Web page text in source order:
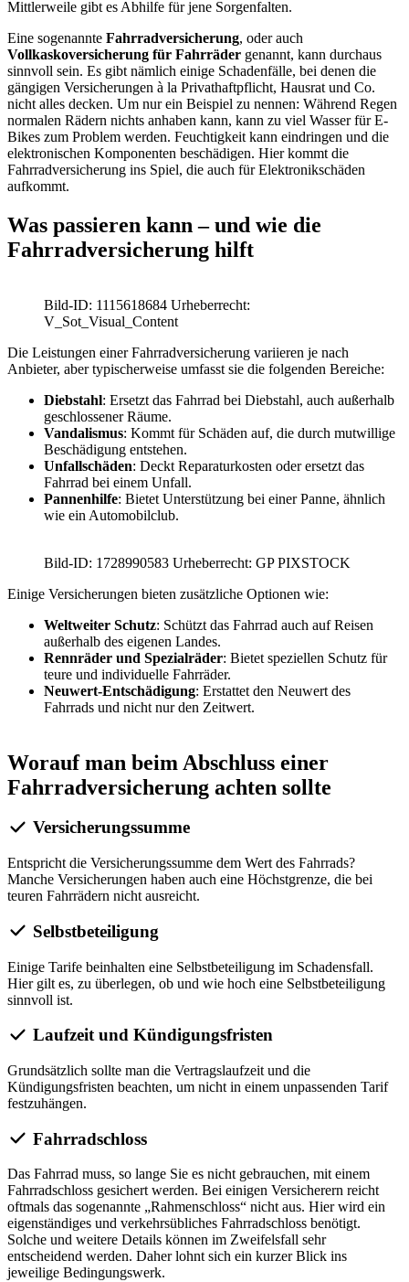
Mittlerweile gibt es Abhilfe für jene Sorgenfalten.
Eine sogenannte Fahrradversicherung, oder auch
Vollkaskoversicherung für Fahrräder genannt, kann durchaus
sinnvoll sein. Es gibt nämlich einige Schadenfälle, bei denen die
gängigen Versicherungen à la Privathaftpflicht, Hausrat und Co.
nicht alles decken. Um nur ein Beispiel zu nennen: Während Regen
normalen Rädern nichts anhaben kann, kann zu viel Wasser für E-
Bikes zum Problem werden. Feuchtigkeit kann eindringen und die
elektronischen Komponenten beschädigen. Hier kommt die
Fahrradversicherung ins Spiel, die auch für Elektronikschäden
aufkommt.
Was passieren kann – und wie die
Fahrradversicherung hilft
Bild-ID: 1115618684 Urheberrecht:
V_Sot_Visual_Content
Die Leistungen einer Fahrradversicherung variieren je nach
Anbieter, aber typischerweise umfasst sie die folgenden Bereiche:
Diebstahl: Ersetzt das Fahrrad bei Diebstahl, auch außerhalb
geschlossener Räume.
Vandalismus: Kommt für Schäden auf, die durch mutwillige
Beschädigung entstehen.
Unfallschäden: Deckt Reparaturkosten oder ersetzt das
Fahrrad bei einem Unfall.
Pannenhilfe: Bietet Unterstützung bei einer Panne, ähnlich
wie ein Automobilclub.
Bild-ID: 1728990583 Urheberrecht: GP PIXSTOCK
Einige Versicherungen bieten zusätzliche Optionen wie:
Weltweiter Schutz: Schützt das Fahrrad auch auf Reisen
außerhalb des eigenen Landes.
Rennräder und Spezialräder: Bietet speziellen Schutz für
teure und individuelle Fahrräder.
Neuwert-Entschädigung: Erstattet den Neuwert des
Fahrrads und nicht nur den Zeitwert.
Worauf man beim Abschluss einer
Fahrradversicherung achten sollte
Versicherungssumme
Entspricht die Versicherungssumme dem Wert des Fahrrads?
Manche Versicherungen haben auch eine Höchstgrenze, die bei
teuren Fahrrädern nicht ausreicht.
Selbstbeteiligung
Einige Tarife beinhalten eine Selbstbeteiligung im Schadensfall.
Hier gilt es, zu überlegen, ob und wie hoch eine Selbstbeteiligung
sinnvoll ist.
Laufzeit und Kündigungsfristen
Grundsätzlich sollte man die Vertragslaufzeit und die
Kündigungsfristen beachten, um nicht in einem unpassenden Tarif
festzuhängen.
Fahrradschloss
Das Fahrrad muss, so lange Sie es nicht gebrauchen, mit einem
Fahrradschloss gesichert werden. Bei einigen Versicherern reicht
oftmals das sogenannte „Rahmenschloss“ nicht aus. Hier wird ein
eigenständiges und verkehrsübliches Fahrradschloss benötigt.
Solche und weitere Details können im Zweifelsfall sehr
entscheidend werden. Daher lohnt sich ein kurzer Blick ins
jeweilige Bedingungswerk.